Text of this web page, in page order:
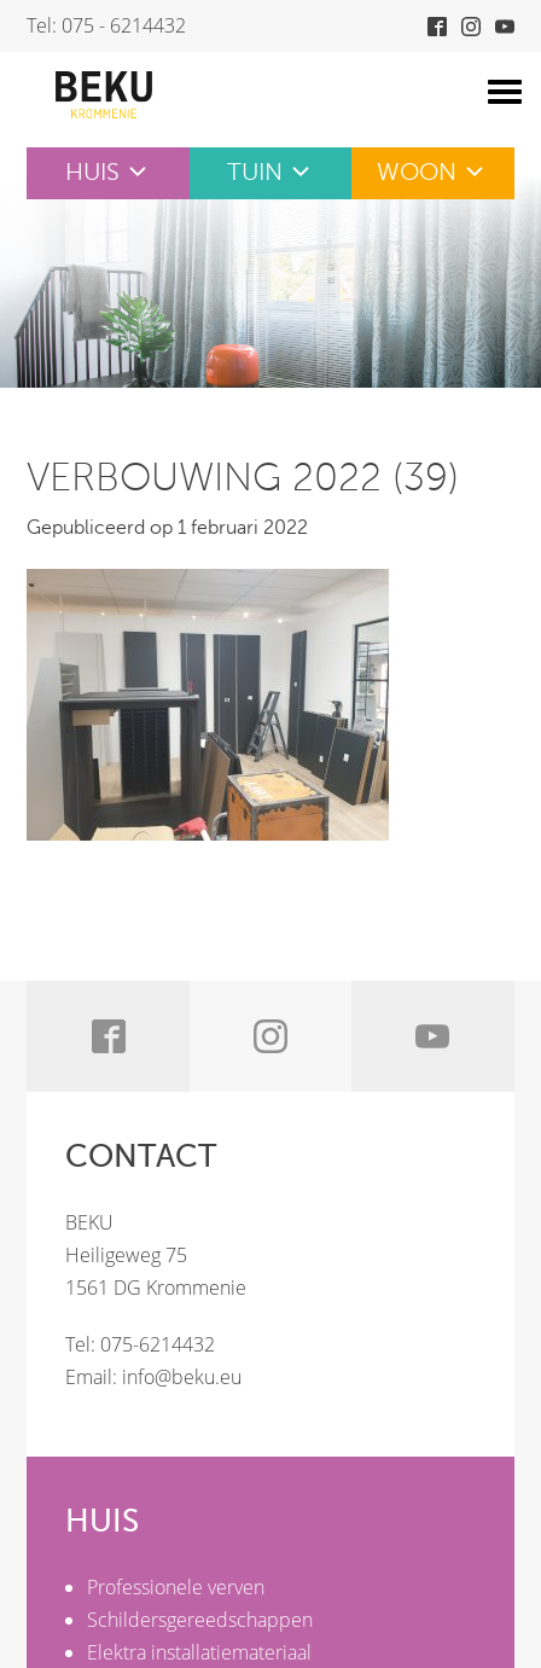
Skip
content
Tel: 075 - 6214432
HUIS TUIN WOON
VERBOUWING 2022 (39)
Gepubliceerd op 1 februari 2022
CONTACT
BEKU
Heiligeweg 75
1561 DG Krommenie
Tel: 075-6214432
Email: info@beku.eu
HUIS
Professionele verven
Schildersgereedschappen
Elektra installatiemateriaal